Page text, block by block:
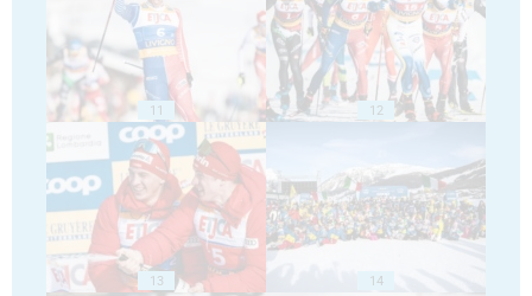
11 12
13 14